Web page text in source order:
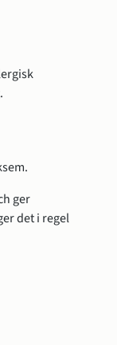
.
ger
det i regel